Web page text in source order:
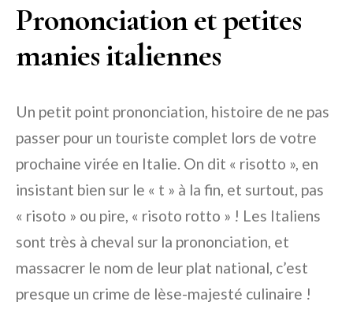
Prononciation et petites
manies italiennes
Un petit point prononciation, histoire de ne pas
passer pour un touriste complet lors de votre
prochaine virée en Italie. On dit « risotto », en
insistant bien sur le « t » à la fin, et surtout, pas
« risoto » ou pire, « risoto rotto » ! Les Italiens
sont très à cheval sur la prononciation, et
massacrer le nom de leur plat national, c’est
presque un crime de lèse-majesté culinaire !